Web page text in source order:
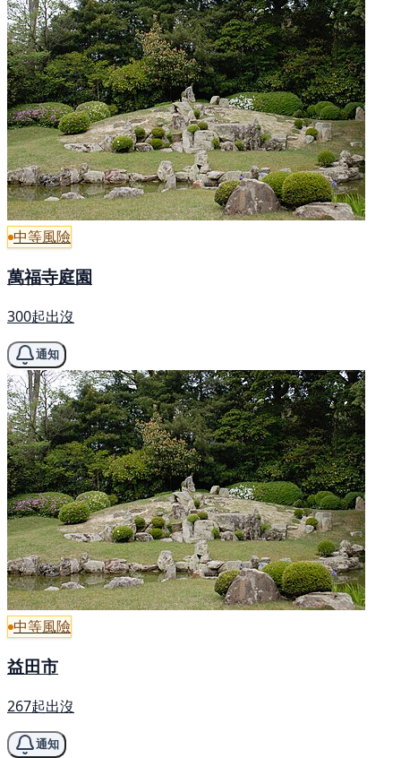
中等風險
萬福寺庭園
300起出沒
通知
中等風險
益田市
267起出沒
通知